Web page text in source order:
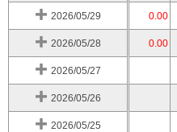
2026/05/29 0.00
2026/05/28 0.00
2026/05/27
2026/05/26
2026/05/25